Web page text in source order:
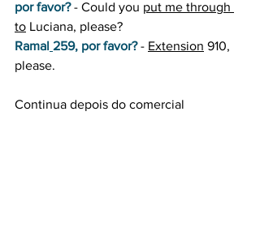
por favor? - Could you put me through
to Luciana, please?
Ramal 259, por favor? - Extension 910,
please.
Continua depois do comercial